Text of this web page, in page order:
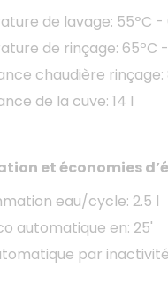
de lavage: 55ºC -
de rinçage: 65ºC
chaudière rinçage:
de la cuve: 14 l
et économies
eau/cycle: 2.5 l
automatique en: 25'
par